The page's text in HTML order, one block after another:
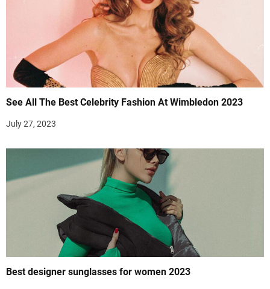
See All The Best Celebrity Fashion At Wimbledon 2023
July 27, 2023
Best designer sunglasses for women 2023